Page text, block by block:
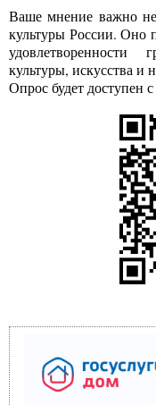
Ваше мнение важно
культуры России. Оно
культуры, искусства и
Опрос будет доступен